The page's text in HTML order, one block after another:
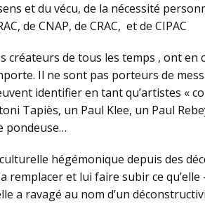
et du vécu, de la nécessité
de CNAP, de CRAC, et de CIPAC
créateurs de tous les temps , ont
Il ne sont pas porteurs de
identifier en tant qu’artistes «
un Paul Klee, un Paul
pondeuse…
hégémonique depuis des
et lui faire subir ce qu’elle
a ravagé au nom d’un